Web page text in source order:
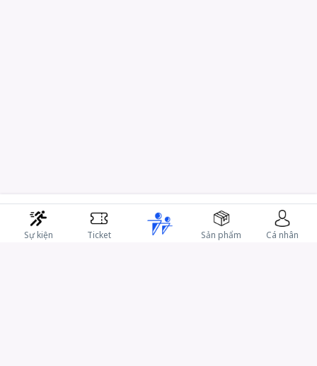
Sự kiện Ticket Sản phẩm Cá nhân